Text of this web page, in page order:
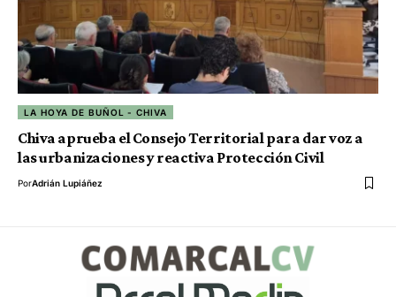
LA HOYA DE BUÑOL - CHIVA
Chiva aprueba el Consejo Territorial para dar voz a
las urbanizaciones y reactiva Protección Civil
PorAdrián Lupiáñez